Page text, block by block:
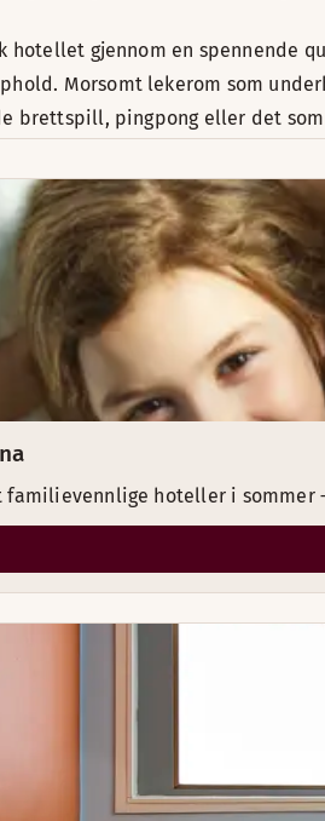
hotellet gjennom en spennende
Morsomt lekerom som
brettspill, pingpong eller det
familievennlige hoteller i sommer